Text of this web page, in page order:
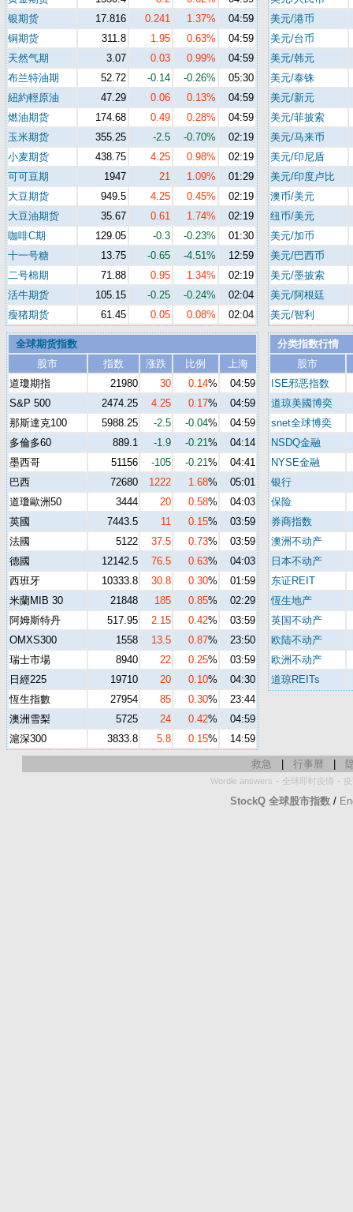
银期货
17.816 0.241 1.37%
04:59
铜期货
311.8 1.95 0.63%
04:59
天然气期
3.07 0.03 0.99%
04:59
布兰特油期
52.72 -0.14 -0.26%
05:30
紐約輕原油
47.29 0.06 0.13%
04:59
燃油期货
174.68 0.49 0.28%
04:59
玉米期货
355.25 -2.5 -0.70%
02:19
小麦期货
438.75 4.25 0.98%
02:19
可可豆期
1947 21 1.09%
01:29
大豆期货
949.5 4.25 0.45%
02:19
大豆油期货
35.67 0.61 1.74%
02:19
咖啡C期
129.05 -0.3 -0.23%
01:30
十一号糖
13.75 -0.65 -4.51%
12:59
二号棉期
71.88 0.95 1.34%
02:19
活牛期货
105.15 -0.25 -0.24%
02:04
瘦猪期货
61.45 0.05 0.08% 02:04
美元/港币
美元/台币
美元/韩元
美元/泰铢
美元/新元
美元/菲披索
美元/马来币
美元/印尼盾
美元/印度卢比
澳币/美元
纽币/美元
美元/加币
美元/巴西币
美元/墨披索
美元/阿根廷
美元/智利
全球期货指数
股市
指数 涨跌 比例
上海
道瓊期指
21980 30 0.14%
04:59
S&P 500
2474.25 4.25 0.17%
04:59
那斯達克100
5988.25 -2.5 -0.04%
04:59
多倫多60
889.1 -1.9 -0.21%
04:14
墨西哥
51156 -105 -0.21%
04:41
巴西
72680 1222 1.68%
05:01
道瓊歐洲50
3444 20 0.58%
04:03
英國
7443.5 11 0.15%
03:59
法國
5122 37.5 0.73%
03:59
德國
12142.5 76.5 0.63%
04:03
西班牙
10333.8 30.8 0.30%
01:59
米蘭MIB 30
21848 185 0.85%
02:29
阿姆斯特丹
517.95 2.15 0.42%
03:59
OMXS300
1558 13.5 0.87%
23:50
瑞士市場
8940 22 0.25%
03:59
日經225
19710 20 0.10%
04:30
恆生指數
27954 85 0.30%
23:44
澳洲雪梨
5725 24 0.42%
04:59
滬深300
3833.8 5.8 0.15% 14:59
分类指数行情
股市
ISE邪恶指数
道琼美國博奕
snet全球博奕
NSDQ金融
NYSE金融
银行
保险
券商指数
澳洲不动产
日本不动产
东证REIT
恆生地产
英国不动产
欧陆不动产
欧洲不动产
道琼REITs
救急 行事曆
Wordle answers - 全球即时疫情 -
StockQ 全球股市指数 /